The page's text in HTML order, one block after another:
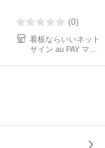
ト pet-nameplate
(0)
看板ならいいネット
サイン au PAY マー